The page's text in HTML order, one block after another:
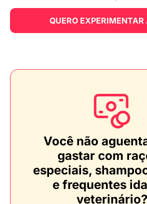
QUERO EXPERIMENTAR
Você não
gastar com
especiais,
e frequentes
veterinário?